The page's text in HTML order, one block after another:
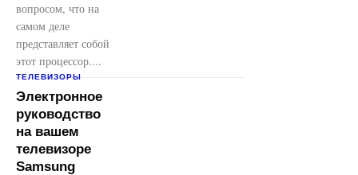
вопросом, что на
самом деле
представляет собой
этот процессор....
ТЕЛЕВИЗОРЫ
Электронное
руководство
на вашем
телевизоре
Samsung